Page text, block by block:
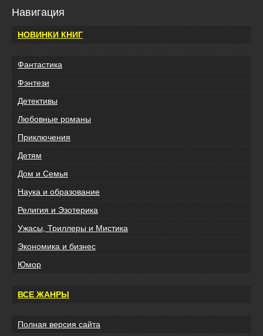
Навигация
НОВИНКИ КНИГ
Фантастика
Фэнтези
Детективы
Любовные романы
Приключения
Детям
Дом и Семья
Наука и образование
Религия и Эзотерика
Ужасы, Триллеры и Мистика
Экономика и бизнес
Юмор
ВСЕ ЖАНРЫ
Полная версия сайта